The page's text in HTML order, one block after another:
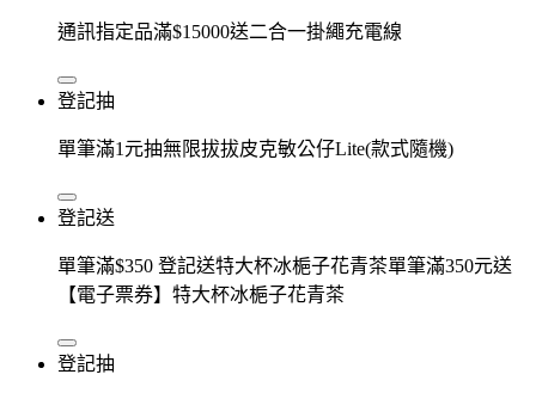
通訊指定品滿$15000送二合一掛繩充電線
登記抽
單筆滿1元抽無限拔拔皮克敏公仔Lite(款式隨機)
登記送
單筆滿$350 登記送特大杯冰梔子花青茶單筆滿350元送
【電子票券】特大杯冰梔子花青茶
登記抽